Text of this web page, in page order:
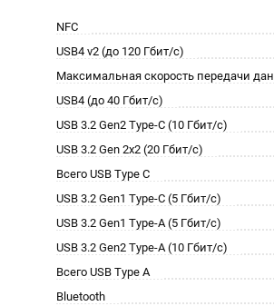
NFC
USB4 v2 (до 120 Гбит/с)
Максимальная скорость передачи
USB4 (до 40 Гбит/с)
USB 3.2 Gen2 Type-C (10 Гбит/с)
USB 3.2 Gen 2x2 (20 Гбит/с)
Всего USB Type C
USB 3.2 Gen1 Type-C (5 Гбит/с)
USB 3.2 Gen1 Type-A (5 Гбит/с)
USB 3.2 Gen2 Type-A (10 Гбит/с)
Всего USB Type A
Bluetooth